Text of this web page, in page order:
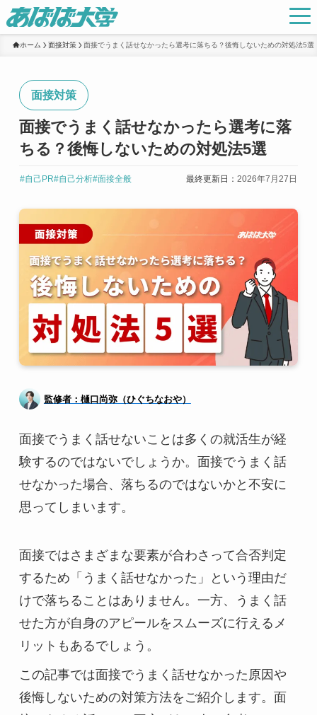
ホーム 面接対策 面接でうまく話せなかったら選考に落ちる？後悔しないための対処法5選
面接対策
面接でうまく話せなかったら選考に落
ちる？後悔しないための対処法5選
#自己PR#自己分析#面接全般 最終更新日：2026年7月27日
監修者：樋口尚弥（ひぐちなおや）
面接でうまく話せないことは多くの就活生が経
験するのではないでしょうか。面接でうまく話
せなかった場合、落ちるのではないかと不安に
思ってしまいます。
面接ではさまざまな要素が合わさって合否判定
するため「うまく話せなかった」という理由だ
けで落ちることはありません。一方、うまく話
せた方が自身のアピールをスムーズに行えるメ
リットもあるでしょう。
この記事では面接でうまく話せなかった原因や
後悔しないための対策方法をご紹介します。面